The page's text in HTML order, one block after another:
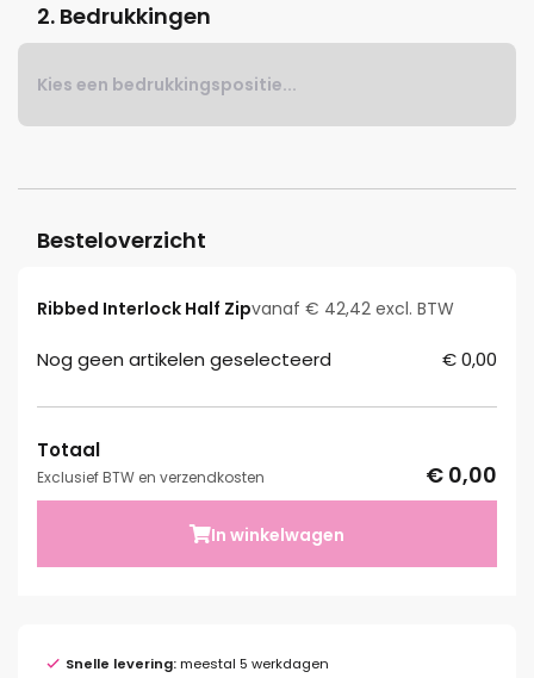
2. Bedrukkingen
Kies een bedrukkingspositie...
Besteloverzicht
Ribbed Interlock Half Zipvanaf € 42,42 excl. BTW
Nog geen artikelen geselecteerd € 0,00
Totaal
Exclusief BTW en verzendkosten € 0,00
In winkelwagen
Snelle levering:meestal 5 werkdagen